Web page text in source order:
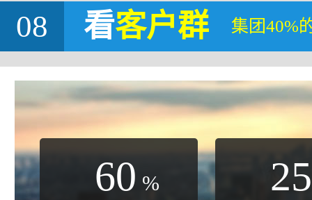
08 看客户群 集团40%
60 % 25